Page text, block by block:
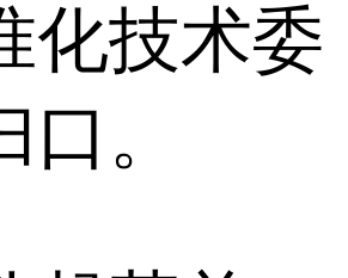
化技术委
口。